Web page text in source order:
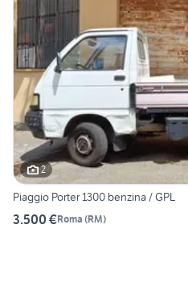
2
Piaggio Porter 1300 benzina / GPL
3.500 €Roma (RM)